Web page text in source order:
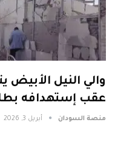
والي النيل
عقب إستهدافه
منصة السودان أبريل 3, 2026